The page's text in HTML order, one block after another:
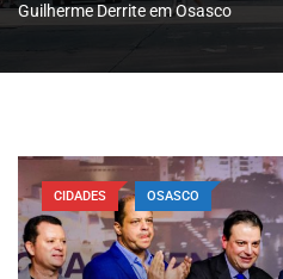
Guilherme Derrite em Osasco
CIDADES OSASCO